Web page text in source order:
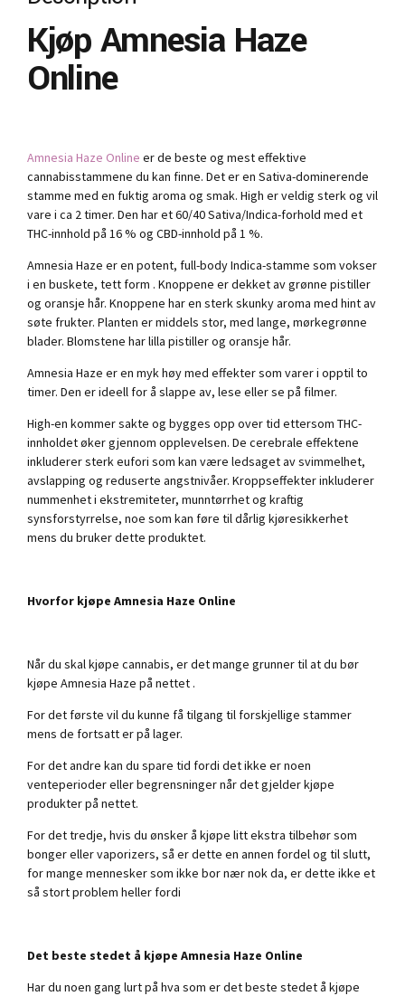
Kjøp Amnesia Haze
Online
Amnesia Haze Online er de beste og mest effektive
cannabisstammene du kan finne. Det er en Sativa-dominerende
stamme med en fuktig aroma og smak. High er veldig sterk og vil
vare i ca 2 timer. Den har et 60/40 Sativa/Indica-forhold med et
THC-innhold på 16 % og CBD-innhold på 1 %.
Amnesia Haze er en potent, full-body Indica-stamme som vokser
i en buskete, tett form . Knoppene er dekket av grønne pistiller
og oransje hår. Knoppene har en sterk skunky aroma med hint av
søte frukter. Planten er middels stor, med lange, mørkegrønne
blader. Blomstene har lilla pistiller og oransje hår.
Amnesia Haze er en myk høy med effekter som varer i opptil to
timer. Den er ideell for å slappe av, lese eller se på filmer.
High-en kommer sakte og bygges opp over tid ettersom THC-
innholdet øker gjennom opplevelsen. De cerebrale effektene
inkluderer sterk eufori som kan være ledsaget av svimmelhet,
avslapping og reduserte angstnivåer. Kroppseffekter inkluderer
nummenhet i ekstremiteter, munntørrhet og kraftig
synsforstyrrelse, noe som kan føre til dårlig kjøresikkerhet
mens du bruker dette produktet.
Hvorfor kjøpe Amnesia Haze Online
Når du skal kjøpe cannabis, er det mange grunner til at du bør
kjøpe Amnesia Haze på nettet .
For det første vil du kunne få tilgang til forskjellige stammer
mens de fortsatt er på lager.
For det andre kan du spare tid fordi det ikke er noen
venteperioder eller begrensninger når det gjelder kjøpe
produkter på nettet.
For det tredje, hvis du ønsker å kjøpe litt ekstra tilbehør som
bonger eller vaporizers, så er dette en annen fordel og til slutt,
for mange mennesker som ikke bor nær nok da, er dette ikke et
så stort problem heller fordi
Det beste stedet å kjøpe Amnesia Haze Online
Har du noen gang lurt på hva som er det beste stedet å kjøpe